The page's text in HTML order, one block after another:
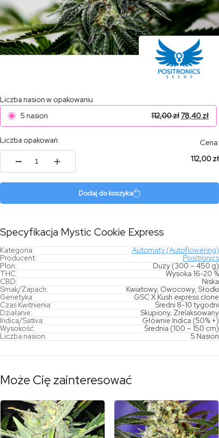
Liczba nasion w opakowaniu
5 nasion
112,00zł78,40 zł
Liczba opakowań:
ilość
Cena:
112,00 zł
Dodaj do koszyka
Specyfikacja Mystic Cookie Express
Kategoria:
Automaty (Autoflowering)
Producent:
Positronics
Plon:
Duży (300 – 450 g)
THC:
Wysoka 16-20 %
CBD:
Niska
Smak/Zapach:
Kwiatowy, Owocowy, Słodki
Genetyka:
GSC X Kush express clone
Czas Kwitnienia:
Średni 8-10 tygodni
Działanie:
Skupiony, Zrelaksowany
Indica/Sativa:
Głównie Indica (50% +)
Wysokość:
Średnia (100 – 150 cm)
Liczba nasion:
5 Nasion
Może Cię zainteresować